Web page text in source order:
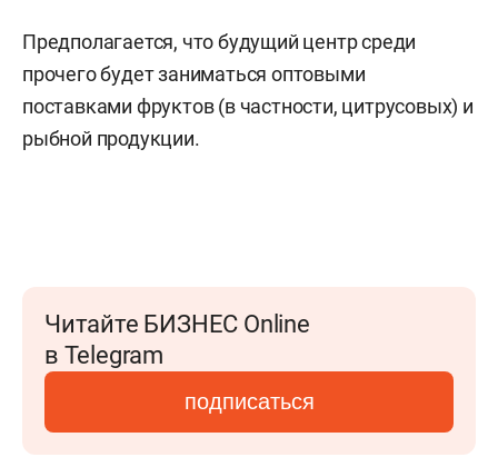
Предполагается, что будущий центр среди
прочего будет заниматься оптовыми
поставками фруктов (в частности, цитрусовых) и
рыбной продукции.
Читайте БИЗНЕС Online
в Telegram
подписаться